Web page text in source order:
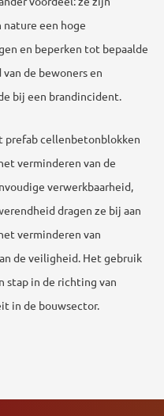
een hoge
en beperken tot bepaalde
de bewoners en
bij een brandincident.
prefab cellenbetonblokken
verminderen van de
verwerkbaarheid,
dragen ze bij aan
verminderen van
de veiligheid. Het gebruik
stap in de richting van
in de bouwsector.